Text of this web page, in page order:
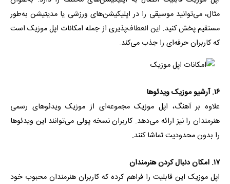
مثال، می‌توانید موسیقی را در اپلیکیشن‌های ورزشی یا مدیتیشن به‌طور
مستقیم پخش کنید. این انعطاف‌پذیری از جمله امکانات اپل موزیک است
که کاربران حرفه‌ای را جذب می‌کند.
۱۶. آرشیو موزیک ویدئوها
علاوه بر آهنگ، اپل موزیک مجموعه‌ای از موزیک‌ ویدئوهای رسمی
هنرمندان را نیز ارائه می‌دهد. کاربران نسخه پولی می‌توانند این ویدئوها
را بدون محدودیت تماشا کنند.
۱۷. امکان دنبال کردن هنرمندان
اپل موزیک این قابلیت را فراهم کرده که کاربران هنرمندان محبوب خود